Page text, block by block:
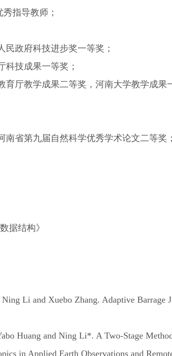
指导教师；
政府科技进步奖一等奖；
科技成果一等奖；
厅教学成果二等奖，河南大学教学成果
省第九届自然科学优秀学术论文二等奖；
据结构》
Li and Xuebo Zhang. Adaptive Barrage
Huang and Ning Li*. A Two-Stage
in Applied Earth Observations and